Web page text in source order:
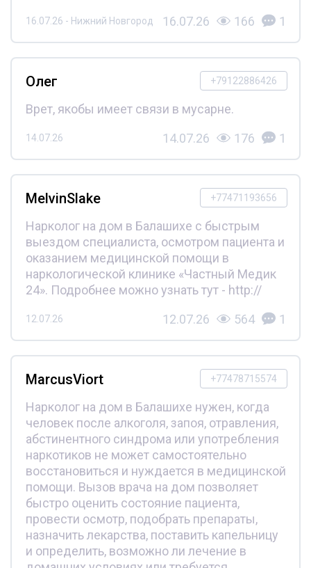
16.07.26 - Нижний Новгород 16.07.26 166 1
+79122886426
Олег
Врет, якобы имеет связи в мусарне.
14.07.26 14.07.26 176 1
+77471193656
MelvinSlake
Нарколог на дом в Балашихе с быстрым
выездом специалиста, осмотром пациента и
оказанием медицинской помощи в
наркологической клинике «Частный Медик
24». Подробнее можно узнать тут - http://
12.07.26 12.07.26 564 1
+77478715574
MarcusViort
Нарколог на дом в Балашихе нужен, когда
человек после алкоголя, запоя, отравления,
абстинентного синдрома или употребления
наркотиков не может самостоятельно
восстановиться и нуждается в медицинской
помощи. Вызов врача на дом позволяет
быстро оценить состояние пациента,
провести осмотр, подобрать препараты,
назначить лекарства, поставить капельницу
и определить, возможно ли лечение в